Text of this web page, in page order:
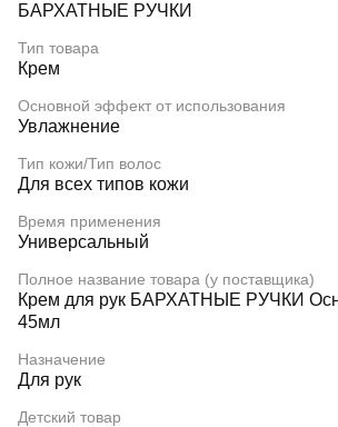
БАРХАТНЫЕ РУЧКИ
Тип товара
Крем
Основной эффект от использования
Увлажнение
Тип кожи/Тип волос
Для всех типов кожи
Время применения
Универсальный
Полное название товара (у поставщика)
Крем для рук БАРХАТНЫЕ РУЧКИ
45мл
Назначение
Для рук
Детский товар